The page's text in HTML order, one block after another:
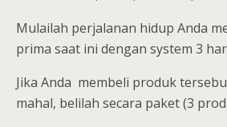
Mulailah perjalanan hidup Anda
prima saat ini dengan system 3
Jika Anda membeli produk
mahal, belilah secara paket (3